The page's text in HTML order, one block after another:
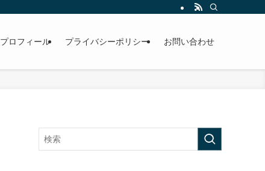
プロフィール プライバシーポリシー お問い合わせ